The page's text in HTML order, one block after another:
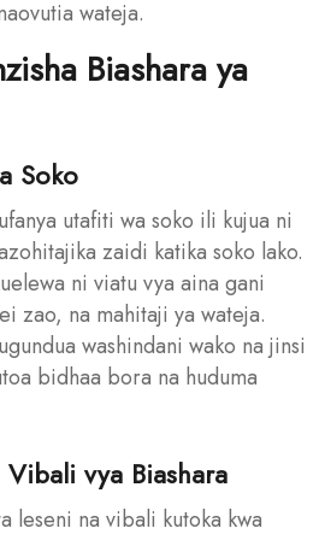
wateja.
Biashara ya
Soko
utafiti wa soko ili kujua ni
zaidi katika soko lako.
ni viatu vya aina gani
zao, na mahitaji ya wateja.
washindani wako na jinsi
bidhaa bora na huduma
vya Biashara
leseni na vibali kutoka kwa